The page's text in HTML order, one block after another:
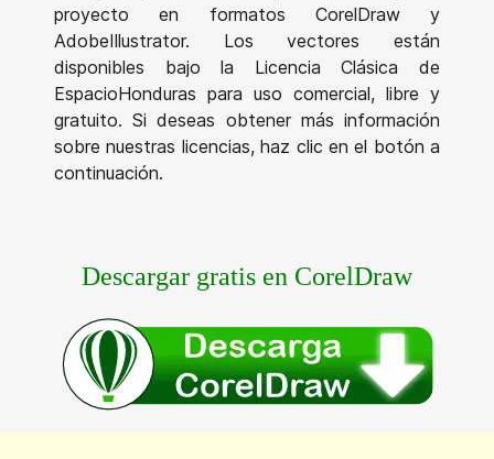
proyecto en formatos CorelDraw y
AdobeIllustrator. Los vectores están
disponibles bajo la Licencia Clásica de
EspacioHonduras para uso comercial, libre y
gratuito. Si deseas obtener más información
sobre nuestras licencias, haz clic en el botón a
continuación.
Descargar gratis en CorelDraw